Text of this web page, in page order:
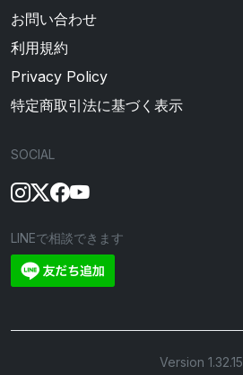
お問い合わせ
利用規約
Privacy Policy
特定商取引法に基づく表示
SOCIAL
LINEで相談できます
Version 1.32.15